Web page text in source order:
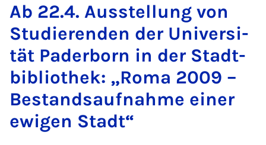
Ab 22.4. Ausstel­lung von
Stu­die­ren­den der Uni­ver­si­
tät Pa­der­born in der Stadt­
bi­blio­thek: „Ro­ma 2009 –
Be­stands­auf­nah­me ei­ner
ewi­gen Stadt“